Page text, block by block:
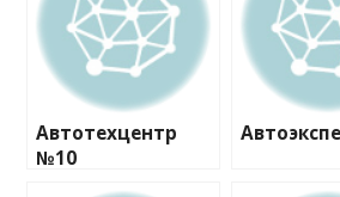
Автотехцентр
№10